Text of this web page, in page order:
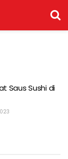
Saus Sushi di